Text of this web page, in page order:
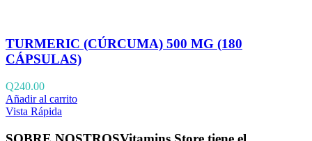
TURMERIC (CÚRCUMA) 500 MG (180
CÁPSULAS)
Q240.00
Añadir al carrito
Vista Rápida